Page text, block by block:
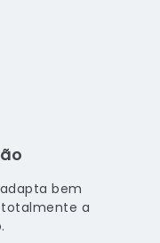
bem
totalmente a